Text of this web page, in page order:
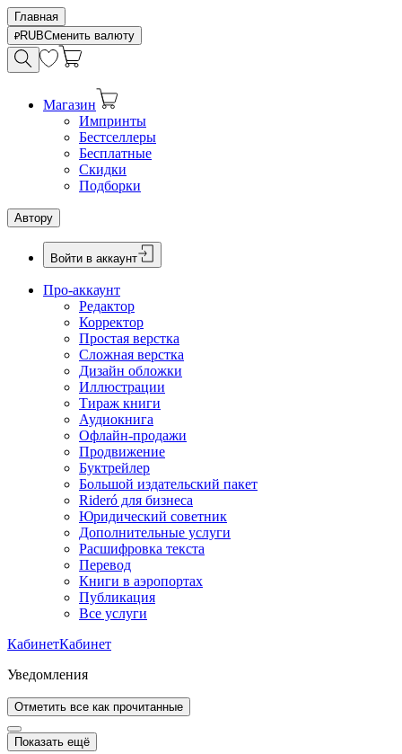
Главная
RUBСменить валюту
Магазин
Импринты
Бестселлеры
Бесплатные
Скидки
Подборки
Автору
Войти в аккаунт
Про-аккаунт
Редактор
Корректор
Простая верстка
Сложная верстка
Дизайн обложки
Иллюстрации
Тираж книги
Аудиокнига
Офлайн-продажи
Продвижение
Буктрейлер
Большой издательский пакет
Rideró для бизнеса
Юридический советник
Дополнительные услуги
Расшифровка текста
Перевод
Книги в аэропортах
Публикация
Все услуги
КабинетКабинет
Уведомления
Отметить все как прочитанные
Показать ещё